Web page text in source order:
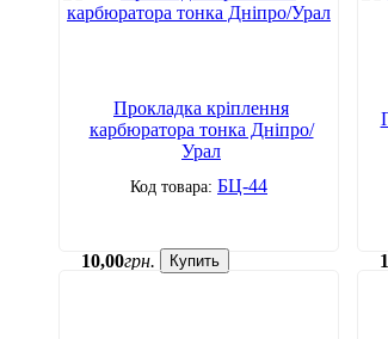
Прокладка кріплення
карбюратора тонка Дніпро/
Урал
БЦ-44
10,00грн. Купить